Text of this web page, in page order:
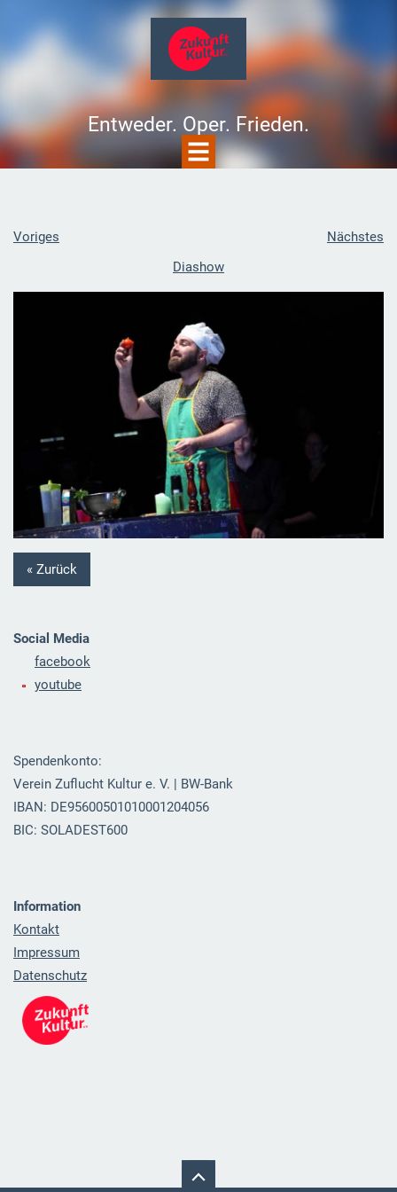
Entweder. Oper. Frieden.
Voriges
Nächstes
Diashow
« Zurück
Social Media
facebook
youtube
Spendenkonto:
Verein Zuflucht Kultur e. V. | BW-Bank
IBAN: DE95600501010001204056
BIC: SOLADEST600
Information
Kontakt
Impressum
Datenschutz